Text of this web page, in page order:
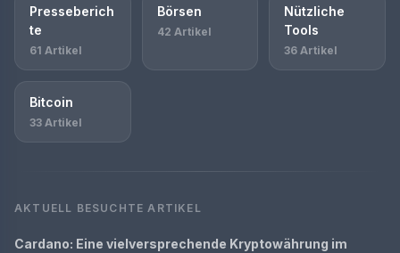
Presseberich
te
61 Artikel
Börsen
42 Artikel
Nützliche
Tools
36 Artikel
Bitcoin
33 Artikel
AKTUELL BESUCHTE ARTIKEL
Cardano: Eine vielversprechende Kryptowährung im